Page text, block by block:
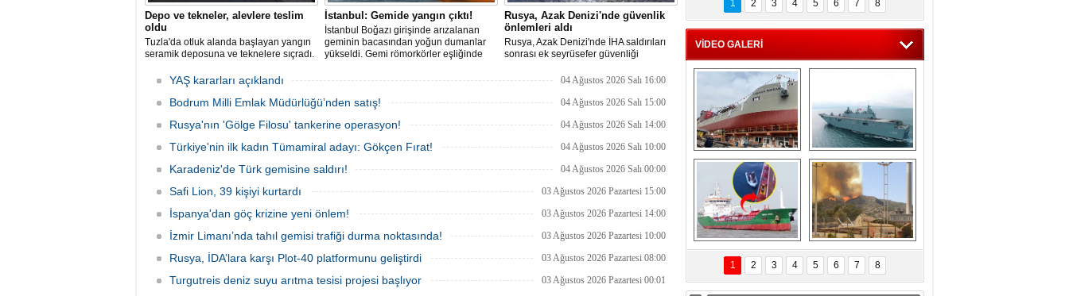
Depo ve tekneler, alevlere teslim
oldu
Tuzla'da otluk alanda başlayan yangın
seramik deposuna ve teknelere sıçradı.
alevleri kontrol altına aldı.
İstanbul: Gemide yangın çıktı!
İstanbul Boğazı girişinde arızalanan
geminin bacasından yoğun dumanlar
yükseldi. Gemi römorkörler eşliğinde
Rusya, Azak Denizi'nde güvenlik
önlemleri aldı
Rusya, Azak Denizi'nde İHA saldırıları
sonrası ek seyrüsefer güvenliği
YAŞ kararları açıklandı 04 Ağustos 2026 Salı 16:00
Bodrum Milli Emlak Müdürlüğü’nden satış! 04 Ağustos 2026 Salı 15:00
Rusya'nın 'Gölge Filosu' tankerine operasyon! 04 Ağustos 2026 Salı 14:00
Türkiye'nin ilk kadın Tümamiral adayı: Gökçen Fırat! 04 Ağustos 2026 Salı 10:00
Karadeniz'de Türk gemisine saldırı! 04 Ağustos 2026 Salı 00:00
Safi Lion, 39 kişiyi kurtardı 03 Ağustos 2026 Pazartesi 15:00
İspanya'dan göç krizine yeni önlem! 03 Ağustos 2026 Pazartesi 14:00
İzmir Limanı’nda tahıl gemisi trafiği durma noktasında! 03 Ağustos 2026 Pazartesi 10:00
Rusya, İDA’lara karşı Plot-40 platformunu geliştirdi 03 Ağustos 2026 Pazartesi 08:00
Turgutreis deniz suyu arıtma tesisi projesi başlıyor 03 Ağustos 2026 Pazartesi 00:01
müjdesi
İstanbul’da yapıldı
1 2 3 4 5 6 7 8
VİDEO GALERİ
Çeksan Tersanesi,
Başaran Bayrak
tankerini suya
indirdi
TCG Anadolu,
tersane teknik
seyrini tamamladı
Göçmenlerin
imdadına Türk
sahipli MINA DENIZ
yetişti
Milas’taki yangın
yeniden termik
santrallere doğru
ilerliyor
1 2 3 4 5 6 7 8